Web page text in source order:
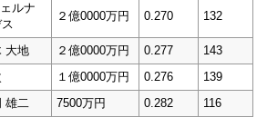
ルナ
２億0000万円 0.270 132
大地 ２億0000万円 0.277
143
１億0000万円 0.276
139
雄二 7500万円 0.282 116